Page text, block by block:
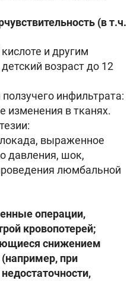
(в т.ч.
и другим
возраст до 12
инфильтрата:
в тканях.
выраженное
давления, шок,
люмбальной
операции,
кровопотерей;
снижением
(например, при